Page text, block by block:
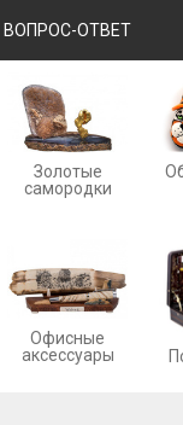
ВОПРОС-ОТВЕТ
Золотые
cамородки
Офисные
аксессуары